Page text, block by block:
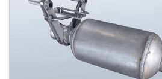
afbeeldingen-